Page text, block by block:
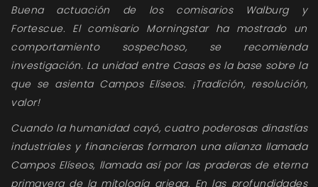
Buena actuación de los comisarios Walburg y
Fortescue. El comisario Morningstar ha mostrado un
comportamiento sospechoso, se recomienda
investigación. La unidad entre Casas es la base sobre la
que se asienta Campos Elíseos. ¡Tradición, resolución,
valor!
Cuando la humanidad cayó, cuatro poderosas dinastías
industriales y financieras formaron una alianza llamada
Campos Elíseos, llamada así por las praderas de eterna
primavera de la mitología griega. En las profundidades